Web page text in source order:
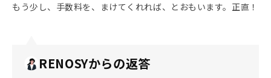
もう少し、手数料を、まけてくれれば、とおもいます。正直！
RENOSYからの返答